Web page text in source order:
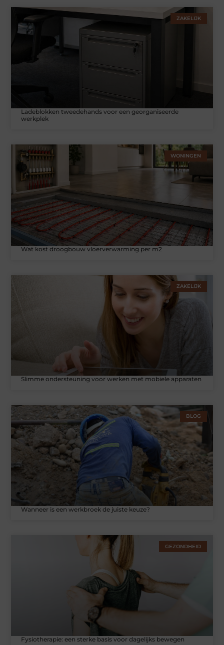
ZAKELIJK
Ladeblokken tweedehands voor een georganiseerde
werkplek
WONINGEN
Wat kost droogbouw vloerverwarming per m2
ZAKELIJK
Slimme ondersteuning voor werken met mobiele apparaten
BLOG
Wanneer is een werkbroek de juiste keuze?
GEZONDHEID
Fysiotherapie: een sterke basis voor dagelijks bewegen